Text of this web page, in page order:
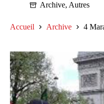
Archive, Autres
Accueil Archive 4